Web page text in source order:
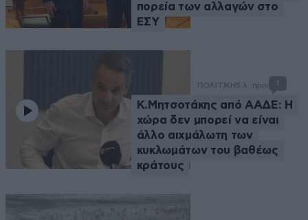
πορεία των αλλαγών στο
ΕΣΥ
ΠΟΛΙΤΙΚΗ5 λ. πριν
Κ.Μητσοτάκης από ΑΑΔΕ: Η
χώρα δεν μπορεί να είναι
άλλο αιχμάλωτη των
κυκλωμάτων του βαθέως
κράτους